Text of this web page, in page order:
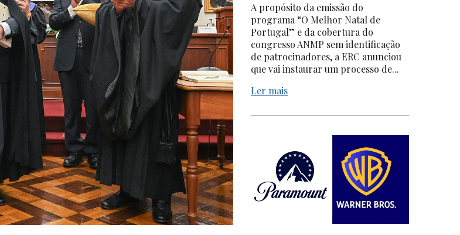
A propósito da emissão do
programa “O Melhor Natal de
Portugal” e da cobertura do
congresso ANMP sem identificação
de patrocinadores, a ERC anunciou
que vai instaurar um processo de...
Ler mais